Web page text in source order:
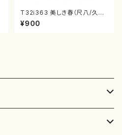
T32i363 美しき春（尺八/久本
玄智/楽譜）都山流公刊楽譜曲
番:2068
¥900